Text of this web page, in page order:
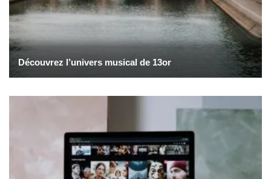
Découvrez l’univers musical de 13or